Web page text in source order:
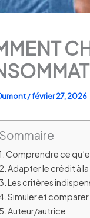
/février 27, 2026
Sommaire
Comprendre ce
Adapter le crédit à
Les critères
Simuler et comparer
Auteur/autrice